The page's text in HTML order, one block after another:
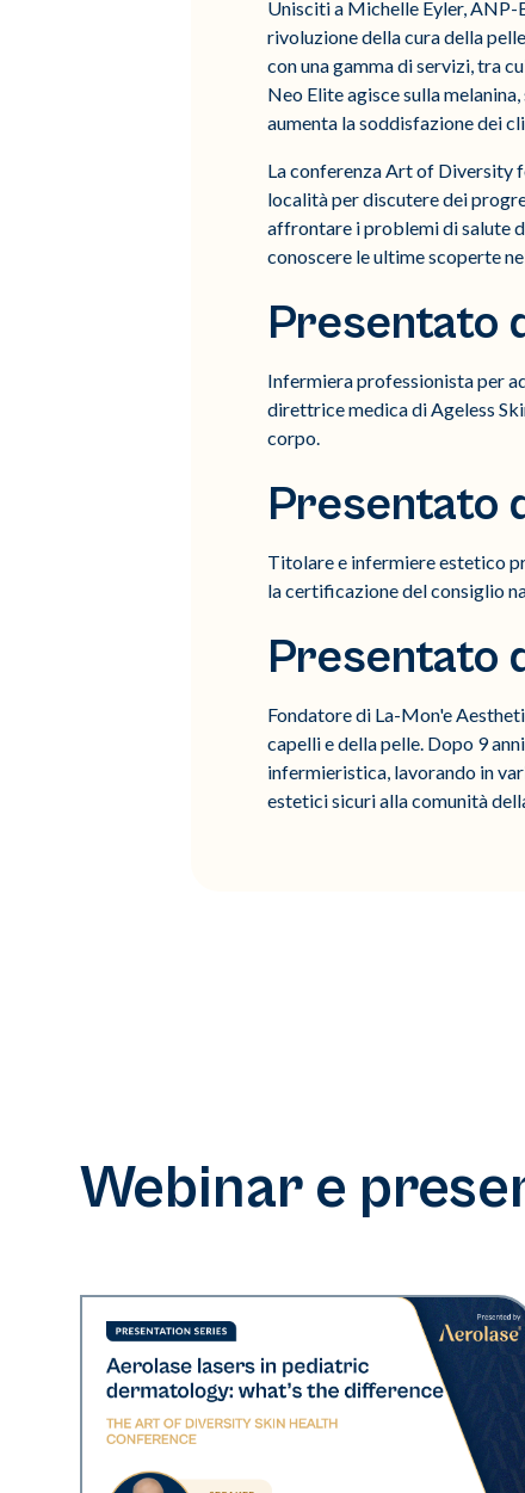
Unisciti a Michelle Eyler, ANP-
rivoluzione della cura della
con una gamma di servizi, tra
Neo Elite agisce sulla
aumenta la soddisfazione dei
La conferenza Art of Diversity
località per discutere dei
affrontare i problemi di salute
conoscere le ultime scoperte
Presentato
Infermiera professionista per
direttrice medica di Ageless
corpo.
Presentato
Titolare e infermiere estetico
la certificazione del consiglio
Presentato
Fondatore di La-Mon'e
capelli e della pelle. Dopo 9
infermieristica, lavorando in
estetici sicuri alla comunità
Webinar e